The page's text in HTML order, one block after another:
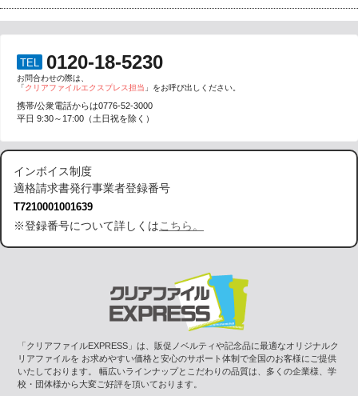
TEL 0120-18-5230
お問合わせの際は、
「クリアファイルエクスプレス担当 」をお呼び出しください。
携帯/公衆電話からは0776-52-3000
平日 9:30～17:00（土日祝を除く）
インボイス制度
適格請求書発行事業者登録番号
T7210001001639
※登録番号について詳しくはこちら。
「クリアファイルEXPRESS」は、販促ノベルティや記念品に最適なオリジナルク
リアファイルを お求めやすい価格と安心のサポート体制で全国のお客様にご提供
いたしております。 幅広いラインナップとこだわりの品質は、多くの企業様、学
校・団体様から大変ご好評を頂いております。